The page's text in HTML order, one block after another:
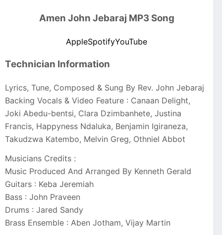
Amen John Jebaraj MP3 Song
AppleSpotifyYouTube
Technician Information
Lyrics, Tune, Composed & Sung By Rev. John Jebaraj
Backing Vocals & Video Feature : Canaan Delight,
Joki Abedu-bentsi, Clara Dzimbanhete, Justina
Francis, Happyness Ndaluka, Benjamin Igiraneza,
Takudzwa Katembo, Melvin Greg, Othniel Abbot
Musicians Credits :
Music Produced And Arranged By Kenneth Gerald
Guitars : Keba Jeremiah
Bass : John Praveen
Drums : Jared Sandy
Brass Ensemble : Aben Jotham, Vijay Martin